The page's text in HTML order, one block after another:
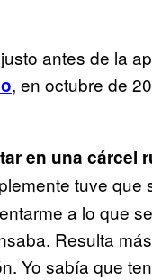
antes de la
, en octubre de
en una cárcel
tuve que
a lo que
Resulta
Yo sabía que